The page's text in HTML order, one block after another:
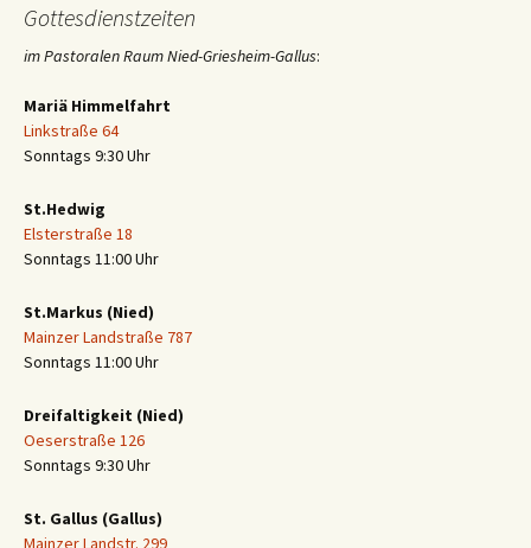
Gottesdienstzeiten
im Pastoralen Raum Nied-Griesheim-Gallus:
Mariä Himmelfahrt
Linkstraße 64
Sonntags 9:30 Uhr
St.Hedwig
Elsterstraße 18
Sonntags 11:00 Uhr
St.Markus (Nied)
Mainzer Landstraße 787
Sonntags 11:00 Uhr
Dreifaltigkeit (Nied)
Oeserstraße 126
Sonntags 9:30 Uhr
St. Gallus (Gallus)
Mainzer Landstr. 299